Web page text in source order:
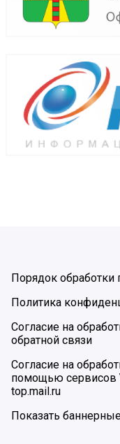
Порядок
Политика
Согласие на
обратной связи
Согласие на
помощью сервисов
top.mail.ru
Показать